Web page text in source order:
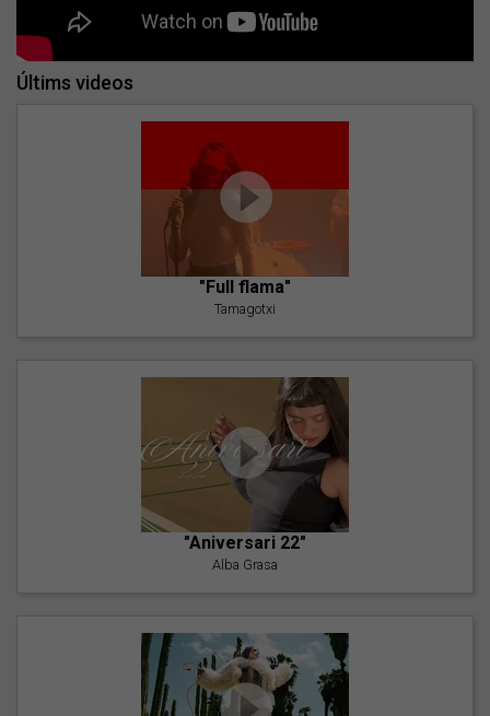
Últims videos
"Full flama"
Tamagotxi
"Aniversari 22"
Alba Grasa